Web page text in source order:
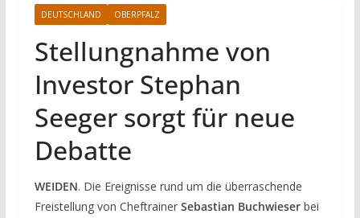
DEUTSCHLAND OBERPFALZ
Stellungnahme von
Investor Stephan
Seeger sorgt für neue
Debatte
WEIDEN. Die Ereignisse rund um die überraschende
Freistellung von Cheftrainer Sebastian Buchwieserbei